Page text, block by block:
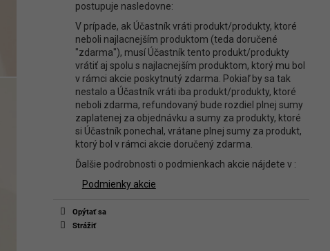
postupuje nasledovne:
V prípade, ak Účastník vráti produkt/produkty, ktoré
neboli najlacnejším produktom (teda doručené
"zdarma"), musí Účastník tento produkt/produkty
vrátiť aj spolu s najlacnejším produktom, ktorý mu bol
v rámci akcie poskytnutý zdarma. Pokiaľ by sa tak
nestalo a Účastník vráti iba produkt/produkty, ktoré
neboli zdarma, refundovaný bude rozdiel plnej sumy
zaplatenej za objednávku a sumy za produkty, ktoré
si Účastník ponechal, vrátane plnej sumy za produkt,
ktorý bol v rámci akcie doručený zdarma.
Ďalšie podrobnosti o podmienkach akcie nájdete v :
Podmienky akcie
Opýtať sa
Strážiť